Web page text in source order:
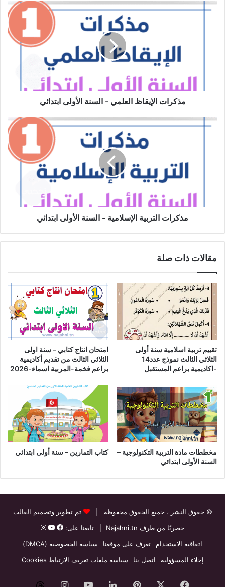
مذكرات
مذكرات الإيقاظ العلمي - السنة الأولى ابتدائي
مذكرات
مذكرات التربية الإسلامية - السنة الأولى ابتدائي
مقالات ذات صلة
تقييم تربية اسلامية سنة أولى
الثلاثي الثالث نموذج عدد14
-اكاديمية براعم المستقبل
امتحان انتاج كتابي – سنة اولى
الثلاثي الثالث من تقديم أكاديمية
براعم فخمة-المربية اسماء-2026
مخططات مادة التربية التكنولوجية –
السنة الأولى ابتدائي
كتاب التمارين – سنة أولى ابتدائي
© حقوق النشر ، جميع الحقوق محفوظة |
تم تطوير وتصميم القالب
حصريًا من طرف Najahni.tn | تابعنا على:
اتفاقية الاستخدام
تعرف على موقعنا
سياسة الخصوصية (DMCA)
إخلاء المسؤولية
اتصل بنا سياسة ملفات تعريف الارتباط Cookies
فيسبوك بينتيريستلينكدإن‫YouTubeانستقرام